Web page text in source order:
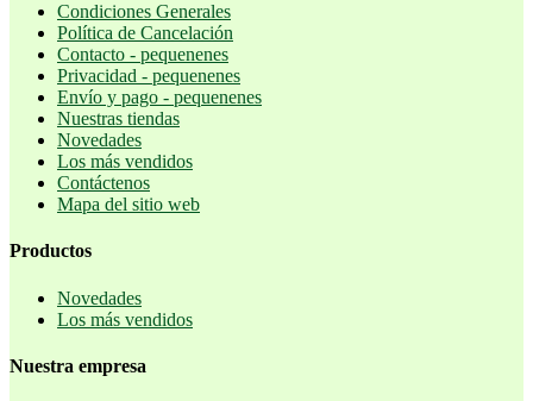
Condiciones Generales
Política de Cancelación
Contacto - pequenenes
Privacidad - pequenenes
Envío y pago - pequenenes
Nuestras tiendas
Novedades
Los más vendidos
Contáctenos
Mapa del sitio web
Productos
Novedades
Los más vendidos
Nuestra empresa